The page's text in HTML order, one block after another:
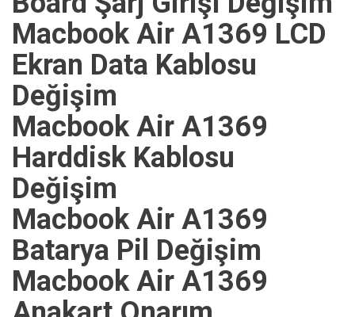
Macbook Air A1369 LCD
Ekran Data Kablosu
Değişim
Macbook Air A1369
Harddisk Kablosu
Değişim
Macbook Air A1369
Batarya Pil Değişim
Macbook Air A1369